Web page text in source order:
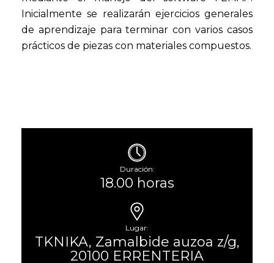
Inicialmente se realizarán ejercicios generales
de aprendizaje para terminar con varios casos
prácticos de piezas con materiales compuestos.
Duración:
18.00 horas
Lugar:
TKNIKA, Zamalbide auzoa z/g,
20100 ERRENTERIA